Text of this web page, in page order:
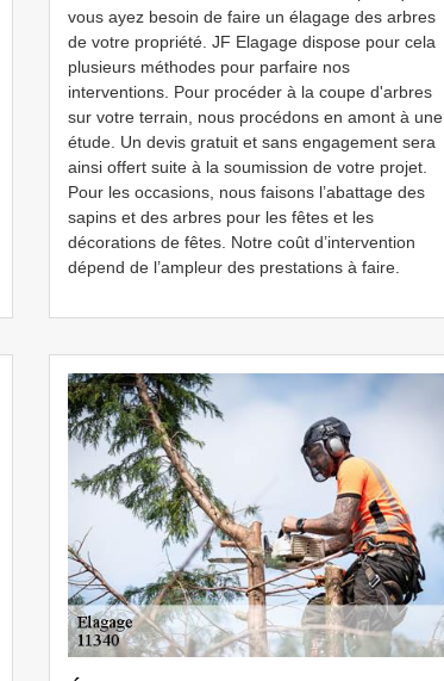
vous ayez besoin de faire un élagage des arbres
de votre propriété. JF Elagage dispose pour cela
plusieurs méthodes pour parfaire nos
interventions. Pour procéder à la coupe d'arbres
sur votre terrain, nous procédons en amont à une
étude. Un devis gratuit et sans engagement sera
ainsi offert suite à la soumission de votre projet.
Pour les occasions, nous faisons l’abattage des
sapins et des arbres pour les fêtes et les
décorations de fêtes. Notre coût d’intervention
dépend de l’ampleur des prestations à faire.